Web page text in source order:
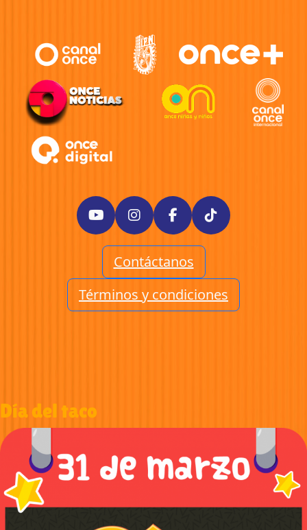
Contáctanos
Términos y condiciones
Día del taco